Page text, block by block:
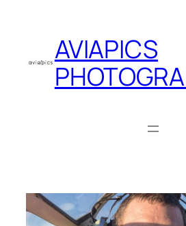
AVIAPICS